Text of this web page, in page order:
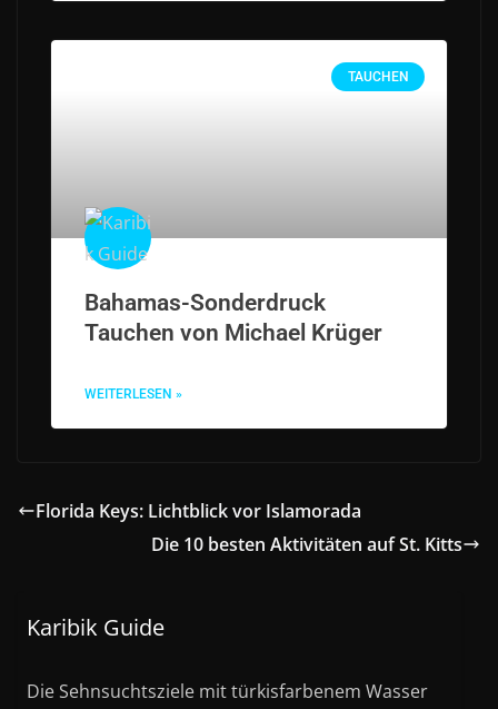
TAUCHEN
Bahamas-Sonderdruck
Tauchen von Michael Krüger
WEITERLESEN »
Florida Keys: Lichtblick vor Islamorada
Die 10 besten Aktivitäten auf St. Kitts
Karibik Guide
Die Sehnsuchtsziele mit türkisfarbenem Wasser